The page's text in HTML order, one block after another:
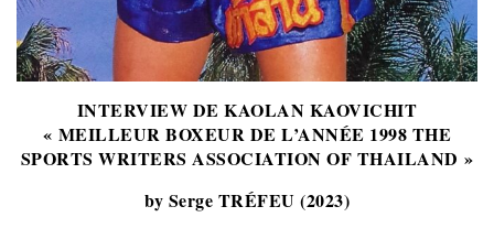
INTERVIEW DE KAOLAN KAOVICHIT
« MEILLEUR BOXEUR DE L’ANNÉE 1998 THE
SPORTS WRITERS ASSOCIATION OF THAILAND »
by Serge TRÉFEU (2023)